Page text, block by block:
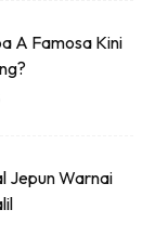
A Famosa Kini
Jepun Warnai